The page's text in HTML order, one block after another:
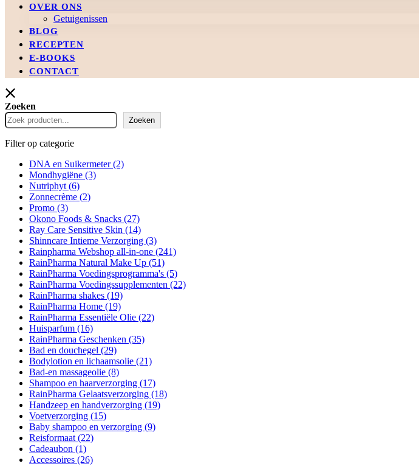
OVER ONS
Getuigenissen
BLOG
RECEPTEN
E-BOOKS
CONTACT
Zoeken
Zoeken
Filter op categorie
DNA en Suikermeter(2)
Mondhygiëne (3)
Nutriphyt (6)
Zonnecrème (2)
Promo (3)
Okono Foods & Snacks (27)
Ray Care Sensitive Skin (14)
Shinncare Intieme Verzorging (3)
Rainpharma Webshop all-in-one (241)
RainPharma Natural Make Up (51)
RainPharma Voedingsprogramma's (5)
RainPharma Voedingssupplementen (22)
RainPharma shakes (19)
RainPharma Home (19)
RainPharma Essentiële Olie (22)
Huisparfum (16)
RainPharma Geschenken (35)
Bad en douchegel (29)
Bodylotion en lichaamsolie (21)
Bad-en massageolie (8)
Shampoo en haarverzorging (17)
RainPharma Gelaatsverzorging (18)
Handzeep en handverzorging (19)
Voetverzorging (15)
Baby shampoo en verzorging (9)
Reisformaat (22)
Cadeaubon (1)
Accessoires (26)